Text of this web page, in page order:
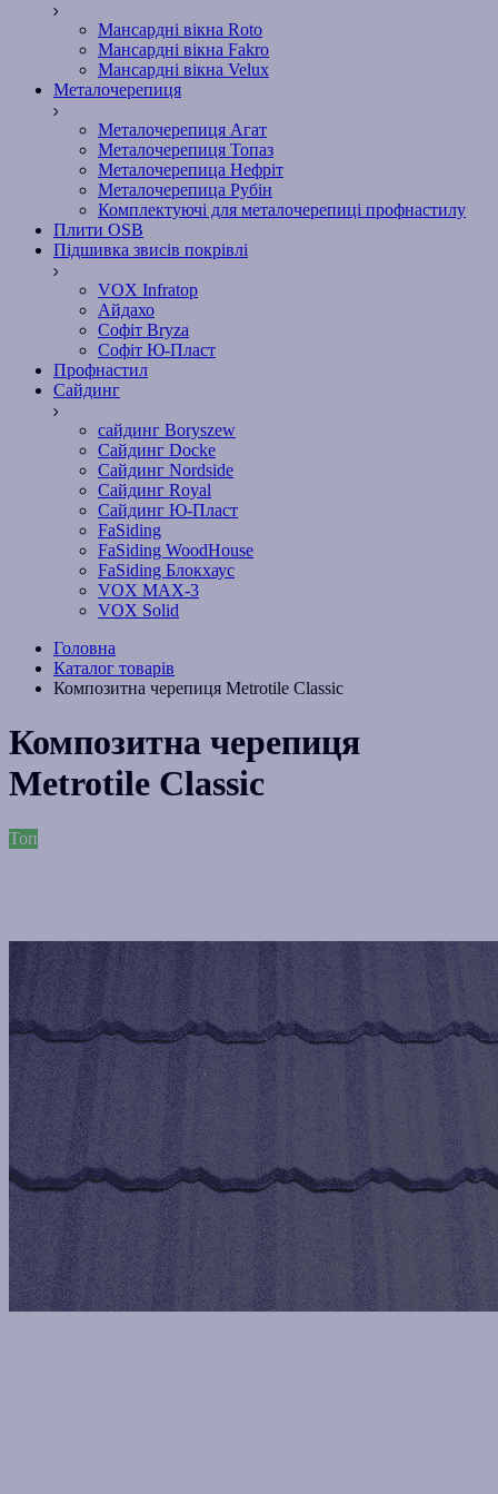
Мансардні вікна Roto
Мансардні вікна Fakro
Мансардні вікна Velux
Металочерепиця
Металочерепиця Агат
Металочерепиця Топаз
Металочерепица Нефріт
Металочерепица Рубін
Комплектуючі для металочерепиці профнастилу
Плити OSB
Підшивка звисів покрівлі
VOX Infratop
Айдахо
Софiт Bryza
Софiт Ю-Пласт
Профнастил
Сайдинг
сайдинг Boryszew
Сайдинг Docke
Сайдинг Nordside
Сайдинг Royal
Сайдинг Ю-Пласт
FaSiding
FaSiding WoodHouse
FaSiding Блокхаус
VOX MAX-3
VOX Solid
Головна
Каталог товарів
Композитна черепиця Metrotile Classic
Композитна черепиця
Metrotile Classic
Топ